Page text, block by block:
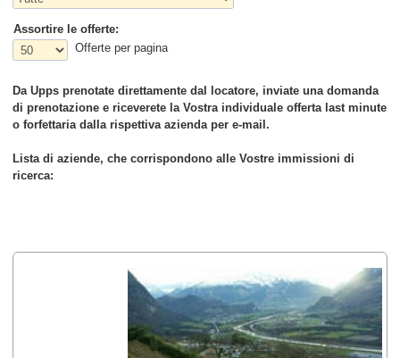
Altro paese
Assortire le offerte:
Offerte per pagina
Da Upps prenotate direttamente dal locatore, inviate una domanda
di prenotazione e riceverete la Vostra individuale offerta last minute
o forfettaria dalla rispettiva azienda per e-mail.
Lista di aziende, che corrispondono alle Vostre immissioni di
ricerca: